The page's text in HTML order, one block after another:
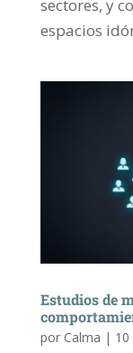
sectores, y
espacios
Estudios de
por Calma | 10